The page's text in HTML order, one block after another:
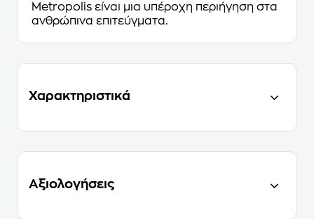
Metropolis είναι μια υπέροχη περιήγηση στα
ανθρώπινα επιτεύγματα.
Χαρακτηριστικά
Αξιολογήσεις